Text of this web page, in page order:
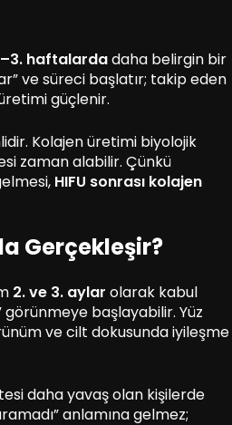
haftalardadaha belirgin bir
ve süreci başlatır; takip eden
güçlenir.
Kolajen üretimi biyolojik
zaman alabilir. Çünkü
HIFU sonrası kolajen
Gerçekleşir?
2. ve 3. aylar olarak kabul
görünmeye başlayabilir. Yüz
ve cilt dokusunda iyileşme
daha yavaş olan kişilerde
anlamına gelmez;